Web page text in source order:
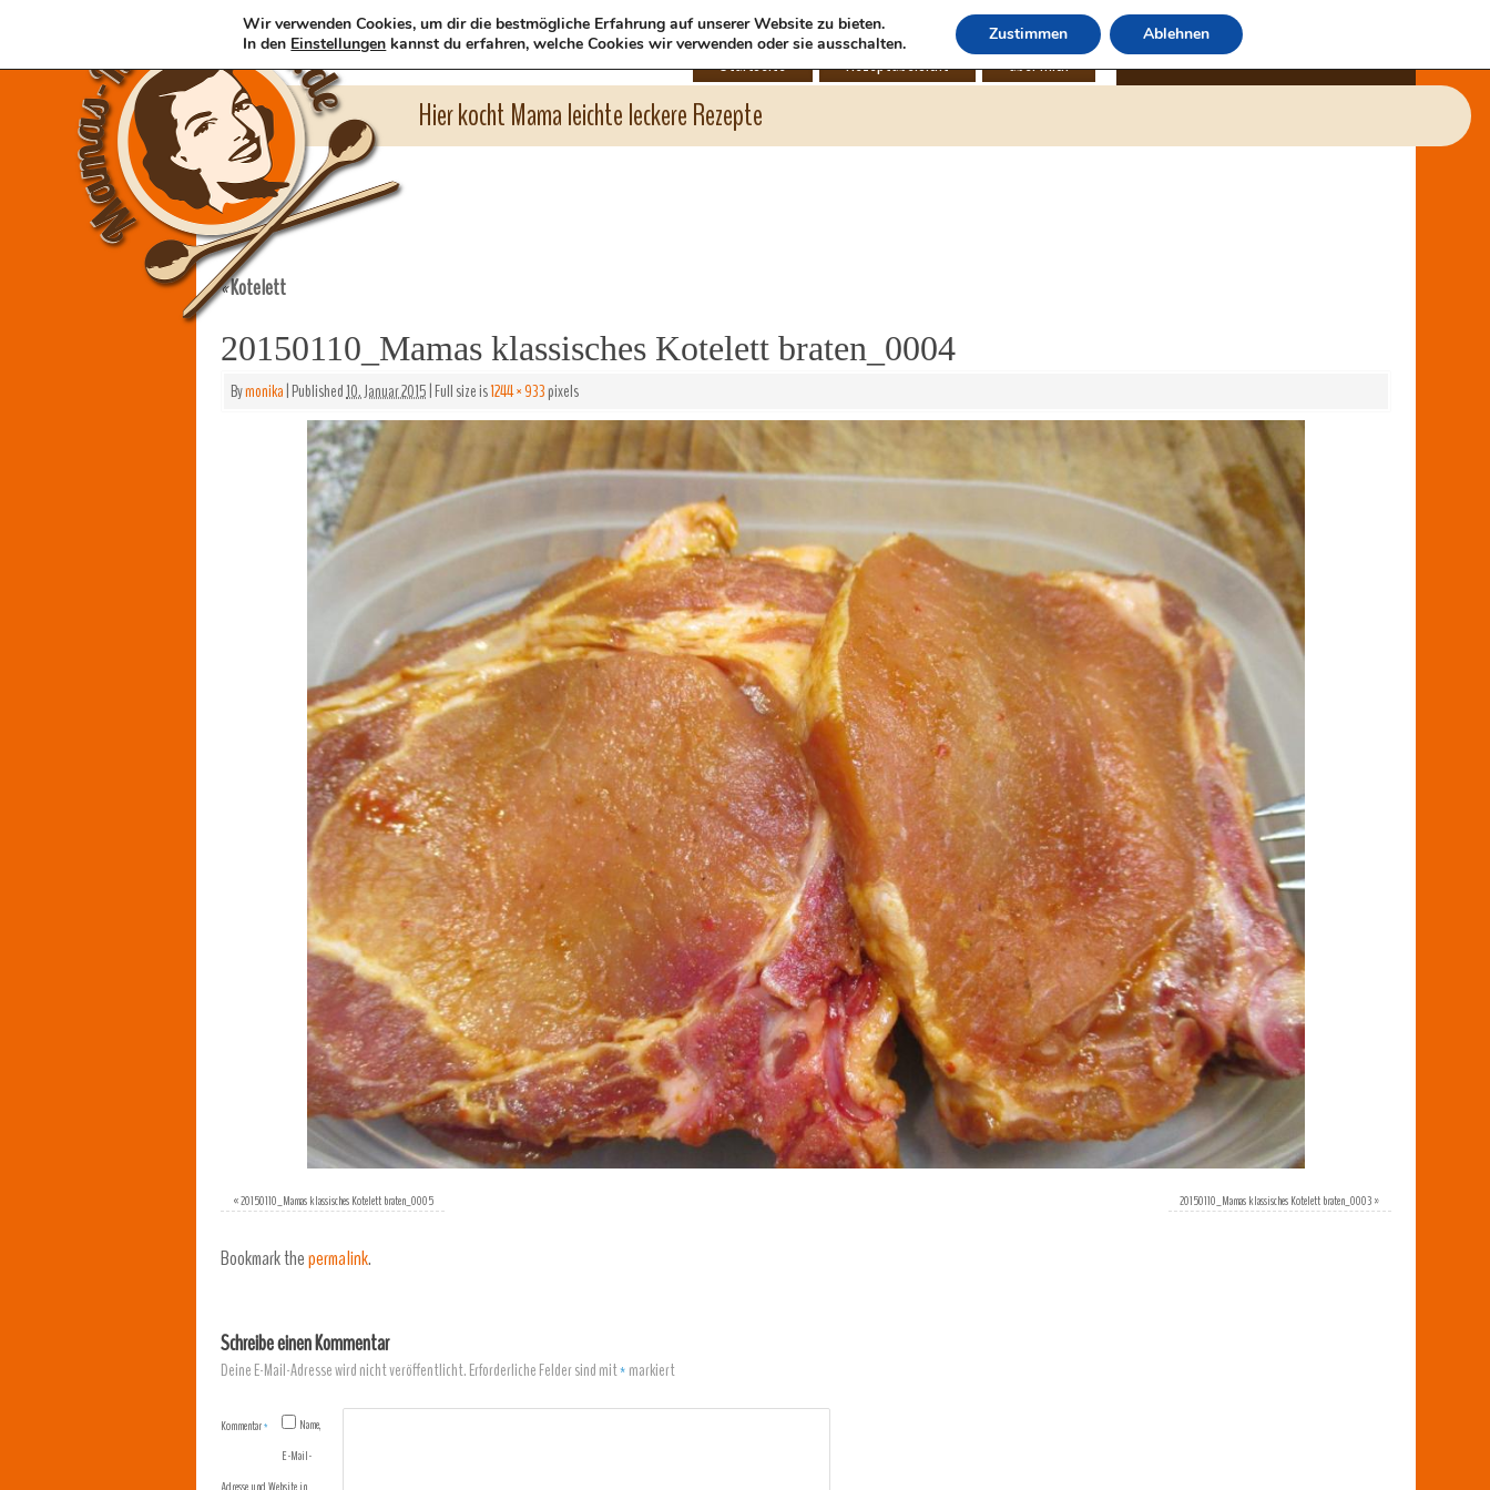
Hier kocht Mama leichte leckere Rezepte
Startseite Rezeptübersicht über mich
«Kotelett
20150110_Mamas klassisches Kotelett braten_0004
Bymonika|Published10. Januar 2015|Full size is1244 × 933pixels
«20150110_Mamas klassisches Kotelett braten_0005 20150110_Mamas klassisches Kotelett braten_0003»
Bookmark thepermalink.
Schreibe einen Kommentar
Deine E-Mail-Adresse wird nicht veröffentlicht.Erforderliche Felder sind mit*markiert
Kommentar*
Name,
E-Mail-
Wir verwenden Cookies, um dir die bestmögliche Erfahrung auf unserer Website zu bieten.
In den Einstellungen kannst du erfahren, welche Cookies wir verwenden oder sie ausschalten. Zustimmen Ablehnen